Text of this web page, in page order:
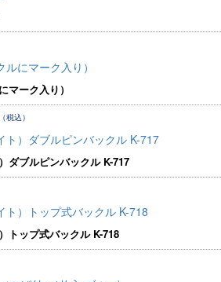
マーク入り）
（税込）
ダブルピンバックル K-717
トップ式バックル K-718